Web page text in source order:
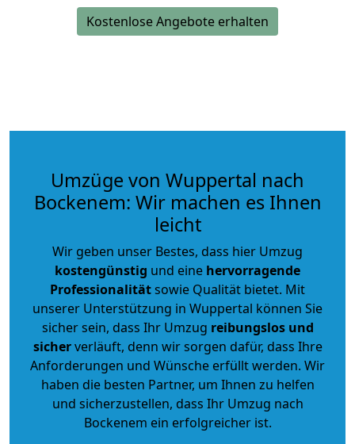
Kostenlose Angebote erhalten
Umzüge von Wuppertal nach
Bockenem: Wir machen es Ihnen
leicht
Wir geben unser Bestes, dass hier Umzug
kostengünstig und eine hervorragende
Professionalitätsowie Qualität bietet. Mit
unserer Unterstützung in Wuppertal können Sie
sicher sein, dass Ihr Umzug reibungslos und
sicherverläuft, denn wir sorgen dafür, dass Ihre
Anforderungen und Wünsche erfüllt werden. Wir
haben die besten Partner, um Ihnen zu helfen
und sicherzustellen, dass Ihr Umzug nach
Bockenem ein erfolgreicher ist.